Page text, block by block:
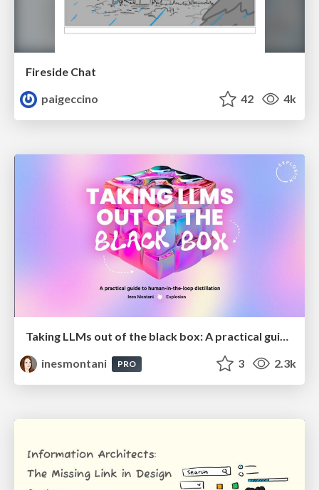
Fireside Chat
paigeccino
42 4k
Taking LLMs out of the black box: A practical guide to human-in-the-loop distillation
inesmontani
PRO 3 2.3k